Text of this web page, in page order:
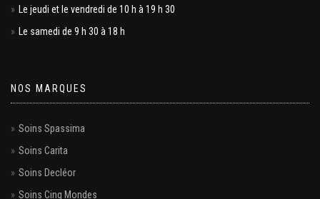
Le jeudi et le vendredi de 10 h à 19 h 30
Le samedi de 9 h 30 à 18 h
NOS MARQUES
Soins Spassima
Soins Carita
Soins Decléor
Soins Cinq Mondes